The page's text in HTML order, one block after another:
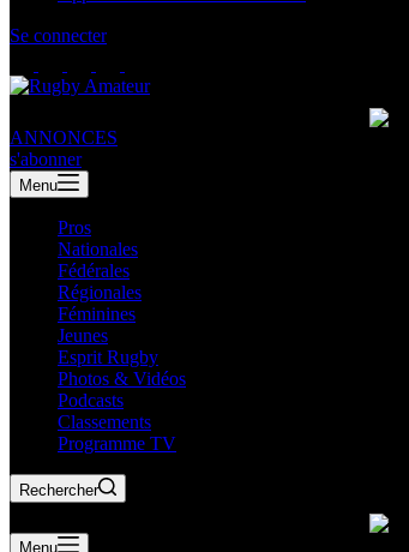
Se connecter
ANNONCES
s'abonner
Menu
Pros
Nationales
Fédérales
Régionales
Féminines
Jeunes
Esprit Rugby
Photos & Vidéos
Podcasts
Classements
Programme TV
Rechercher
Menu